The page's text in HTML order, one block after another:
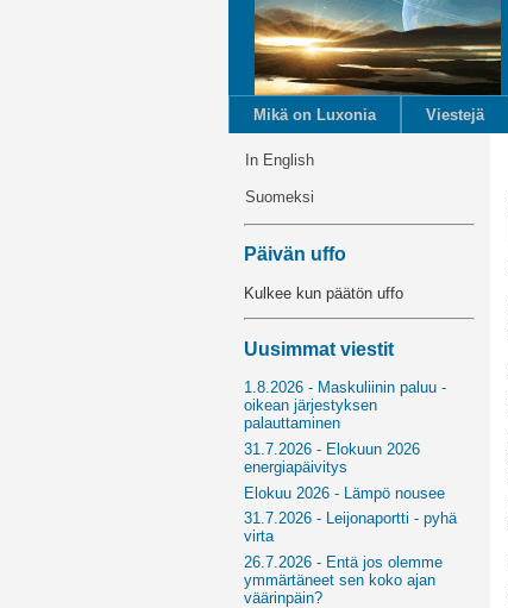
Mikä on Luxonia Viestejä
In English
Suomeksi
Päivän uffo
Kulkee kun päätön uffo
Uusimmat viestit
1.8.2026 - Maskuliinin paluu -
oikean järjestyksen
palauttaminen
31.7.2026 - Elokuun 2026
energiapäivitys
Elokuu 2026 - Lämpö nousee
31.7.2026 - Leijonaportti - pyhä
virta
26.7.2026 - Entä jos olemme
ymmärtäneet sen koko ajan
väärinpäin?